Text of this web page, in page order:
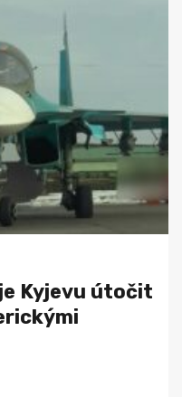
Kyjevu útočit